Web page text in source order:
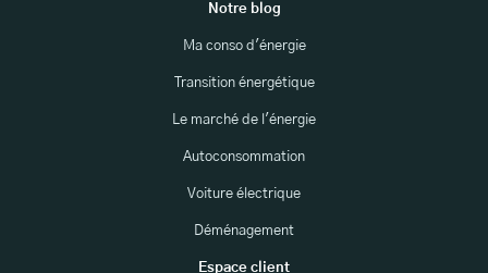
Notre blog
Ma conso d'énergie
Transition énergétique
Le marché de l'énergie
Autoconsommation
Voiture électrique
Déménagement
Espace client